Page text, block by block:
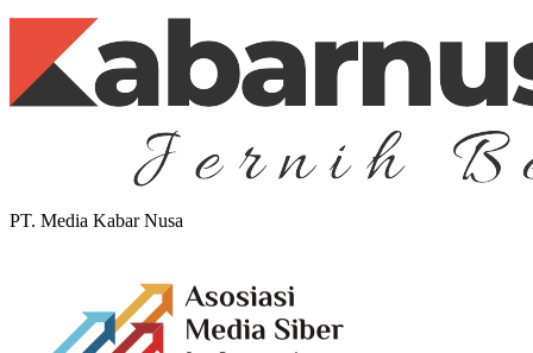
PT. Media Kabar Nusa